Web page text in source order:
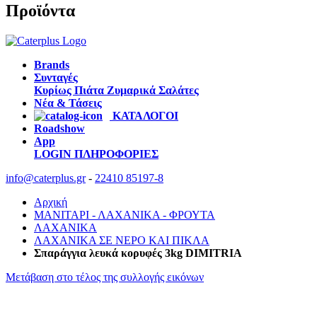
Προϊόντα
Brands
Συνταγές
Κυρίως Πιάτα Ζυμαρικά Σαλάτες
Νέα & Τάσεις
ΚΑΤΑΛΟΓΟΙ
Roadshow
App
LOGIN ΠΛΗΡΟΦΟΡΙΕΣ
info@caterplus.gr- 22410 85197-8
Αρχική
ΜΑΝΙΤΑΡΙ - ΛΑΧΑΝΙΚΑ - ΦΡΟΥΤΑ
ΛΑΧΑΝΙΚΑ
ΛΑΧΑΝΙΚΑ ΣΕ ΝΕΡΟ ΚΑΙ ΠΙΚΛΑ
Σπαράγγια λευκά κορυφές 3kg DIMITRIA
Μετάβαση στο τέλος της συλλογής εικόνων